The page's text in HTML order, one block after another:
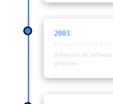
2003
Adopción de
gobierno